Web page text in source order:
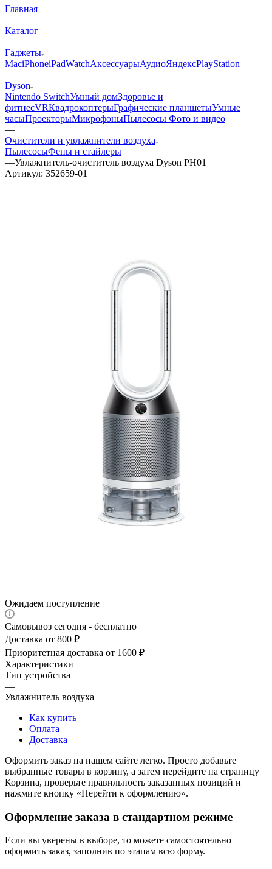
Главная
—
Каталог
—
Гаджеты
MaciPhoneiPadWatchАксессуарыАудиоЯндексPlayStation
—
Dyson
Nintendo SwitchУмный домЗдоровье и
фитнесVRКвадрокоптерыГрафические планшетыУмные
часыПроекторыМикрофоныПылесосы Фото и видео
—
Очистители и увлажнители воздуха
ПылесосыФены и стайлеры
—Увлажнитель-очиститель воздуха Dyson PH01
Артикул: 352659-01
Ожидаем поступление
Самовывоз сегодня - бесплатно
Доставка от 800 ₽
Приоритетная доставка от 1600 ₽
Характеристики
Тип устройства
—
Увлажнитель воздуха
Как купить
Оплата
Доставка
Оформить заказ на нашем сайте легко. Просто добавьте
выбранные товары в корзину, а затем перейдите на страницу
Корзина, проверьте правильность заказанных позиций и
нажмите кнопку «Перейти к оформлению».
Оформление заказа в стандартном режиме
Если вы уверены в выборе, то можете самостоятельно
оформить заказ, заполнив по этапам всю форму.